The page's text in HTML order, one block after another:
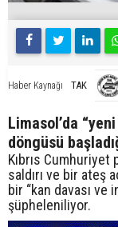
Haber Kaynağı TAK
Limasol’da
döngüsü
Kıbrıs
saldırı ve bir ateş
bir “kan davası ve
şüpheleniliyor.